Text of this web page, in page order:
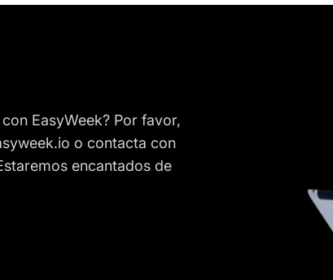
EasyWeek? Por favor,
o contacta con
encantados de